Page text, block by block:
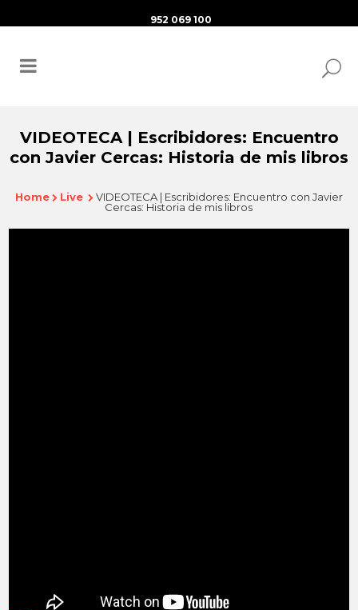
952 069 100
VIDEOTECA | Escribidores: Encuentro
con Javier Cercas: Historia de mis libros
Home Live
VIDEOTECA | Escribidores: Encuentro con Javier
Cercas: Historia de mis libros